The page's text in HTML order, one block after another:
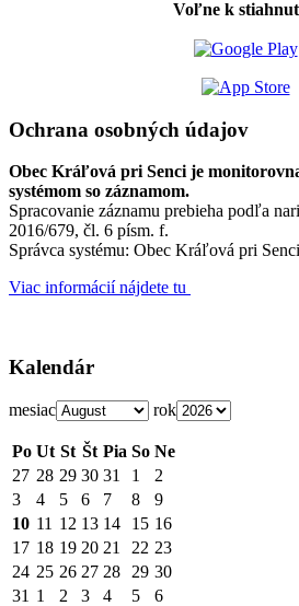
Voľne k
Ochrana osobných údajov
Obec Kráľová pri Senci je
systémom so záznamom.
Spracovanie záznamu prebieha podľa
2016/679, čl. 6 písm. f.
Správca systému: Obec Kráľová pri
Viac informácií nájdete tu
Kalendár
mesiac rok
Po Ut St Št Pia So Ne
27 28 29 30 31 1
2
3
4 5 6 7 8
9
10 11 12 13 14 15 16
17 18 19 20 21 22 23
24 25 26 27 28 29 30
31 1 2 3 4 5 6